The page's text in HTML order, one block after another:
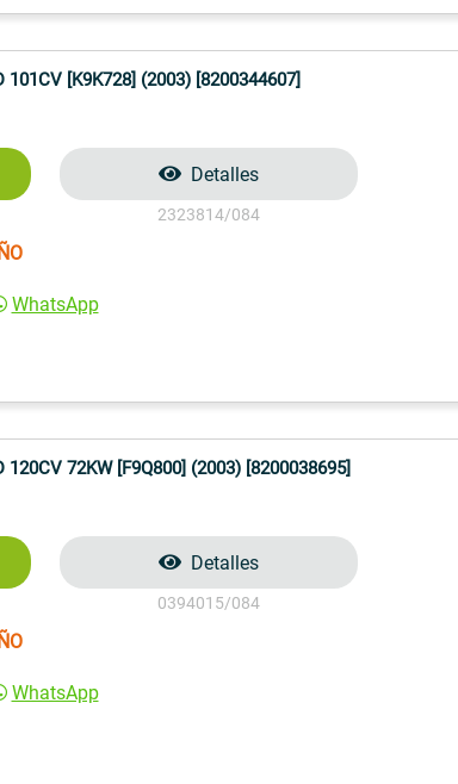
101CV [K9K728] (2003) [8200344607]
Detalles
2323814/084
WhatsApp
120CV 72KW [F9Q800] (2003) [8200038695]
Detalles
0394015/084
WhatsApp